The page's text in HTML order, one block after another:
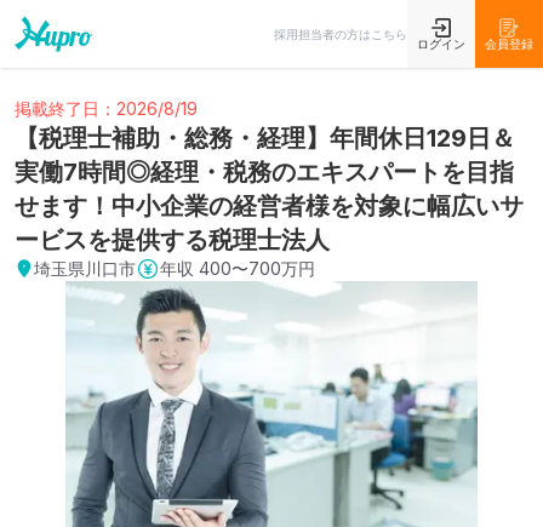
採用担当者の方はこちら
ログイン 会員登録
掲載終了日：2026/8/19
【税理士補助・総務・経理】年間休日129日＆
実働7時間◎経理・税務のエキスパートを目指
せます！中小企業の経営者様を対象に幅広いサ
ービスを提供する税理士法人
埼玉県川口市 年収 400〜700万円